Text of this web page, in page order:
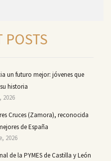
POSTS
un futuro mejor: jóvenes que
historia
2026
Cruces (Zamora), reconocida
de España
2026
de la PYMES de Castilla y León